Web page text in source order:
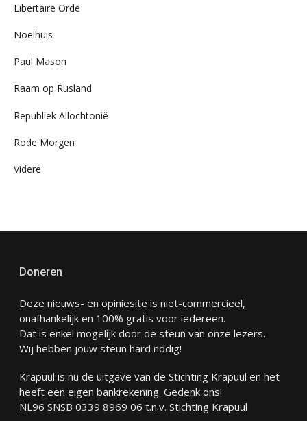
Libertaire Orde
Noelhuis
Paul Mason
Raam op Rusland
Republiek Allochtonië
Rode Morgen
Videre
Doneren
Deze nieuws- en opiniesite is niet-commercieel,
onafhankelijk en 100% gratis voor iedereen.
Dat is enkel mogelijk door de steun van onze lezers.
Wij hebben jouw steun hard nodig!
Krapuul is nu de uitgave van de Stichting Krapuul en het
heeft een eigen bankrekening. Gedenk ons!
NL96 SNSB 0339 8969 06 t.n.v. Stichting Krapuul